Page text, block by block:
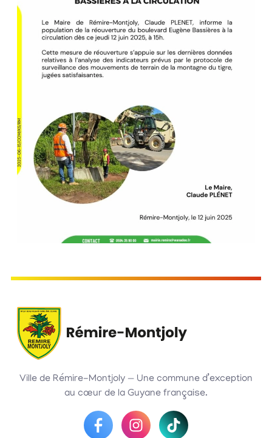
Ville de Rémire-Montjoly — Une commune d’exception
au cœur de la Guyane française.